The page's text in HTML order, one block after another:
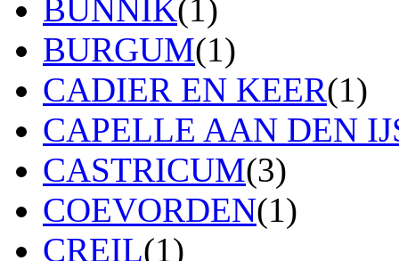
BUNNIK(1)
BURGUM(1)
CADIER EN KEER(1)
CAPELLE AAN DEN
CASTRICUM(3)
COEVORDEN(1)
CREIL(1)